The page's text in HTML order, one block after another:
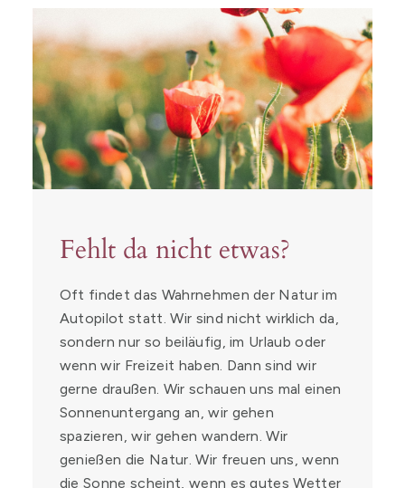
Fehlt da nicht etwas?
Oft findet das Wahrnehmen der Natur im
Autopilot statt. Wir sind nicht wirklich da,
sondern nur so beiläufig, im Urlaub oder
wenn wir Freizeit haben. Dann sind wir
gerne draußen. Wir schauen uns mal einen
Sonnenuntergang an, wir gehen
spazieren, wir gehen wandern. Wir
genießen die Natur. Wir freuen uns, wenn
die Sonne scheint, wenn es gutes Wetter